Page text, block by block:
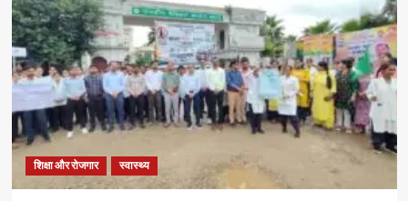
ऑफ
हायर
एजुकेशन
की
मेधावी
अवलीन
कालरा
को
गोल्ड
मेडल,
शिक्षा और रोजगार स्वास्थ्य